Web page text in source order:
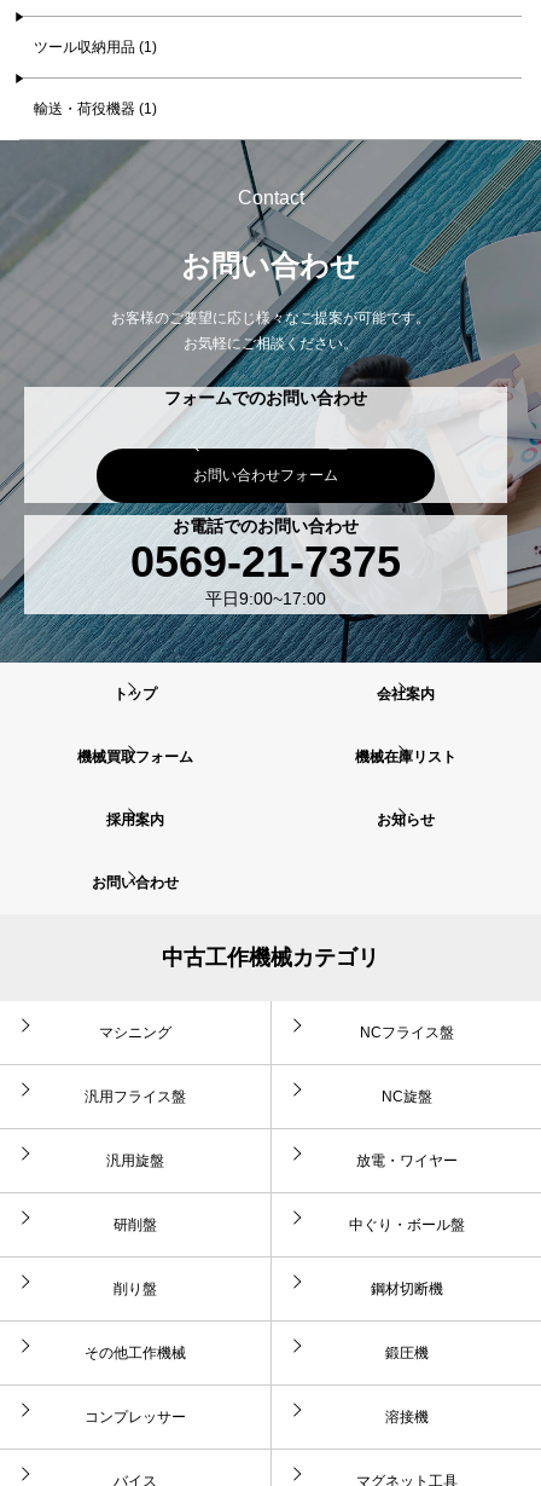
ツール収納用品 (1)
輸送・荷役機器 (1)
Contact
お問い合わせ
お客様のご要望に応じ様々なご提案が可能です。
お気軽にご相談ください。
フォームでのお問い合わせ
お問い合わせフォーム
お電話でのお問い合わせ
0569-21-7375
平日9:00~17:00
トップ 会社案内
機械買取フォーム 機械在庫リスト
採用案内 お知らせ
お問い合わせ
中古工作機械カテゴリ
マシニング NCフライス盤
汎用フライス盤 NC旋盤
汎用旋盤 放電・ワイヤー
研削盤 中ぐり・ボール盤
削り盤 鋼材切断機
その他工作機械 鍛圧機
コンプレッサー 溶接機
バイス マグネット工具